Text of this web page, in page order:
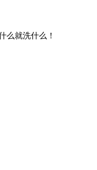
么就洗什么！